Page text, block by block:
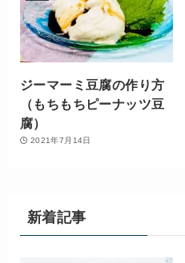
ジーマーミ豆腐の作り方
（もちもちピーナッツ豆
腐）
2021年7月14日
新着記事